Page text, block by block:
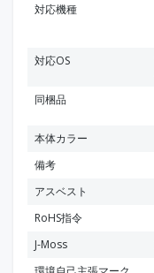
対応機種
対応OS
同梱品
本体カラー
備考
アスベスト
RoHS指令
J-Moss